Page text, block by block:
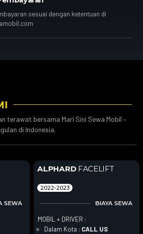
sesuai dengan ketentuan di
terawat bersama Mari Sini Sewa Mobil –
di Indonesia.
SEWA
ALPHARD FACELIFT
2022-2023
BIAYA SEWA
MOBIL + DRIVER :
Dalam Kota : CALL US